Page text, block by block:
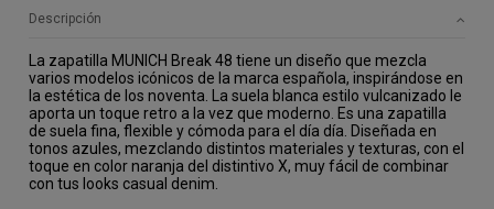
Descripción
La zapatilla MUNICH Break 48 tiene un diseño que mezcla
varios modelos icónicos de la marca española, inspirándose en
la estética de los noventa. La suela blanca estilo vulcanizado le
aporta un toque retro a la vez que moderno. Es una zapatilla
de suela fina, flexible y cómoda para el día día. Diseñada en
tonos azules, mezclando distintos materiales y texturas, con el
toque en color naranja del distintivo X, muy fácil de combinar
con tus looks casual denim.